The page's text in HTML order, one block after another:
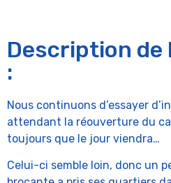
Description de
:
Nous continuons d’essayer
attendant la réouverture du
toujours que le jour viendra…
Celui-ci semble loin, donc un